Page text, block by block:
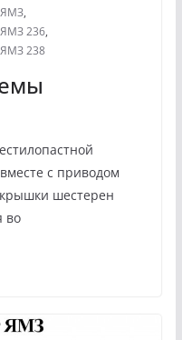
ЯМЗ,
236,
238
с приводом
шестерен
во